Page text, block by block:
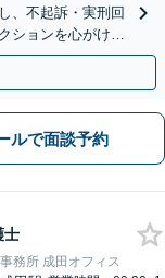
、不起訴・実刑回
ションを心がけ、
ルで面談予約
士
務所 成田オフィス